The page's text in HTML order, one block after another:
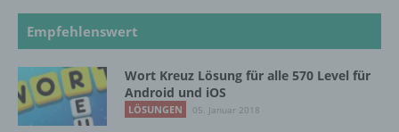
Empfehlenswert
Wort Kreuz Lösung für alle 570 Level für
Android und iOS
LÖSUNGEN 05. Januar 2018
Unionsrecht oder dem Recht der
h) Auftragsverarbeiter